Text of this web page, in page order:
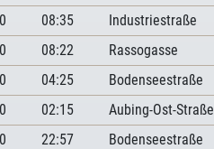
08:35 Industriestraße
08:22 Rassogasse
04:25 Bodenseestraße
02:15 Aubing-Ost-Straße
22:57 Bodenseestraße